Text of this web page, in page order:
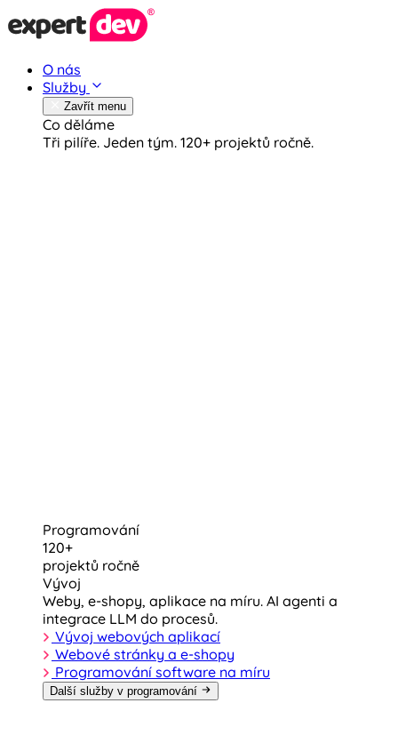
O nás
Služby
Zavřít menu
Co děláme
Tři pilíře. Jeden tým. 120+ projektů ročně.
Programování
120+
projektů ročně
Vývoj
Weby, e-shopy, aplikace na míru. AI agenti a
integrace LLM do procesů.
Vývoj webových aplikací
Webové stránky a e-shopy
Programování software na míru
Další služby v programování